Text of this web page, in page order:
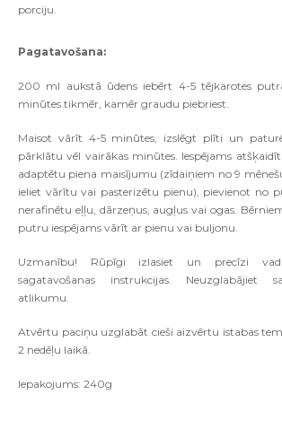
porciju.
Pagatavošana:
200 ml aukstā ūdens iebērt 4-5 tējkarotes
minūtes tikmēr, kamēr graudu piebriest.
Maisot vārīt 4-5 minūtes, izslēgt plīti un
pārklātu vēl vairākas minūtes. Iespējams
adaptētu piena maisījumu (zīdaiņiem no 9
ieliet vārītu vai pasterizētu pienu), pievienot no
nerafinētu eļļu, dārzeņus, augļus vai ogas.
putru iespējams vārīt ar pienu vai buljonu.
Uzmanību! Rūpīgi izlasiet un precīzi
sagatavošanas instrukcijas. Neuzglabājiet
atlikumu.
Atvērtu paciņu uzglabāt cieši aizvērtu istabas
2 nedēļu laikā.
Iepakojums: 240g